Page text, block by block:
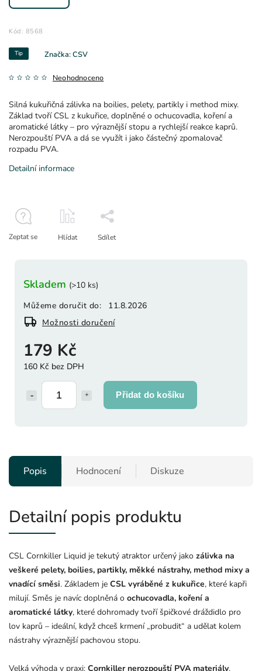
Kód: 8568
Tip
Neohodnoceno
Značka:CSV
179 Kč
160 Kč bez DPH
Přidat do košíku
Skladem (>10 ks)
Můžeme doručit do:
11.8.2026
Možnosti doručení
Silná kukuřičná zálivka na boilies, pelety, partikly i method mixy.
Základ tvoří CSL z kukuřice, doplněné o ochucovadla, koření a
aromatické látky – pro výraznější stopu a rychlejší reakce kaprů.
Nerozpouští PVA a dá se využít i jako částečný zpomalovač
rozpadu PVA.
Detailní informace
Zeptat se Hlídat Sdílet
Popis Hodnocení Diskuze
Detailní popis produktu
CSL Cornkiller Liquid je tekutý atraktor určený jako zálivka na
veškeré pelety, boilies, partikly, měkké nástrahy, method mixy a
vnadící směsi. Základem je CSL vyráběné z kukuřice, které kapři
milují. Směs je navíc doplněná o ochucovadla, koření a
aromatické látky, které dohromady tvoří špičkové dráždidlo pro
lov kaprů – ideální, když chceš krmení „probudit“ a udělat kolem
nástrahy výraznější pachovou stopu.
Velká výhoda v praxi: Cornkiller nerozpouští PVA materiály.